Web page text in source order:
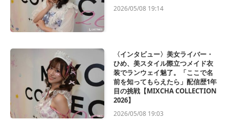
2026/05/08 19:14
〈インタビュー〉美女ライバー・
ひめ、美スタイル際立つメイド衣
装でランウェイ魅了。「ここで名
前を知ってもらえたら」配信歴1年
目の挑戦【MIXCHA COLLECTION
2026】
2026/05/08 19:03